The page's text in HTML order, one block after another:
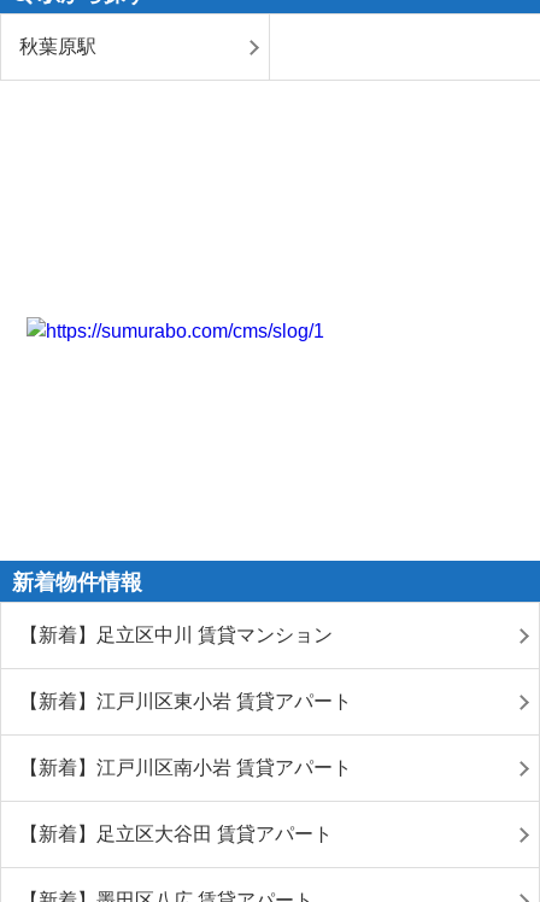
秋葉原駅
新着物件情報
【新着】足立区中川 賃貸マンション
【新着】江戸川区東小岩 賃貸アパート
【新着】江戸川区南小岩 賃貸アパート
【新着】足立区大谷田 賃貸アパート